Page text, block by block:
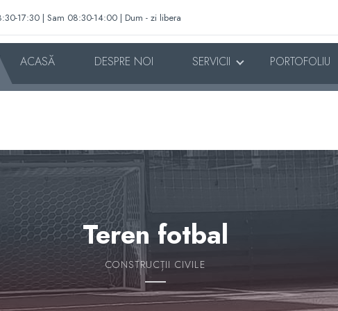
17:30 | Sam 08:30-14:00 | Dum - zi libera
ACASĂ DESPRE NOI SERVICII PORTOFOLIU
Teren fotbal
CONSTRUCȚII CIVILE